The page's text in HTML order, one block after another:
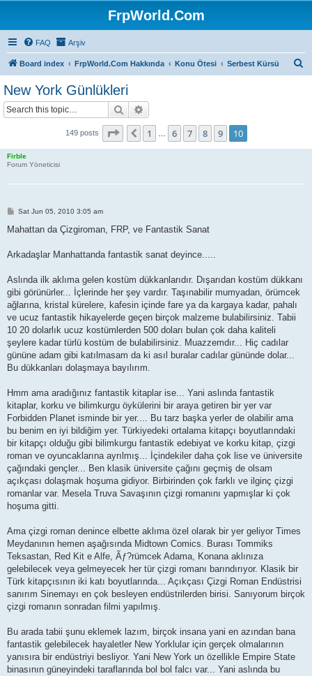
FrpWorld.Com
FAQ Arşiv
Board index FrpWorld.Com Hakkında Konu Ötesi Serbest Kürsü
New York Günlükleri
Search
149 posts Page 10 of 10
Previous
1 6 7 8 9 10
Firble
Forum Yöneticisi
P
s
Sat Jun 05, 2010 3:05 am
Mahattan da Çizgiroman, FRP, ve Fantastik Sanat
Arkadaşlar Manhattanda fantastik sanat deyince.....
Aslında ilk aklıma gelen kostüm dükkanlarıdır. Dışarıdan kostüm dükkanı
gibi görünürler... İçlerinde her şey vardır. Taşınabilir mumyadan, örümcek
ağlarına, kristal kürelere, kafesin içinde fare ya da kargaya kadar, pahalı
ve ucuz fantastik hikayelerde geçen birçok malzeme bulabilirsiniz. Tabii
10 20 dolarlık ucuz kostümlerden 500 doları bulan çok daha kaliteli
şeylere kadar türlü kostüm de bulabilirsiniz. Muazzemdır... Hiç cadılar
gününe adam gibi katılmasam da ki asıl buralar cadılar gününde dolar...
Bu dükkanları dolaşmaya bayılırım.
Hmm ama aradığınız fantastik kitaplar ise... Yani aslında fantastik
kitaplar, korku ve bilimkurgu öykülerini bir araya getiren bir yer var
Forbidden Planet isminde bir yer.... Bu tarz başka yerler de olabilir ama
bu benim en iyi bildiğim yer. Türkiyedeki ortalama kitapçı boyutlarındaki
bir kitapçı olduğu gibi bilimkurgu fantastik edebiyat ve korku kitap, çizgi
roman ve oyuncaklarına ayrılmış... İçindekiler daha çok lise ve üniversite
çağındaki gençler... Ben klasik üniversite çağını geçmiş de olsam
açıkçası dolaşmak hoşuma gidiyor. Birbirinden çok farklı ve ilginç çizgi
romanlar var. Mesela Truva Savaşının çizgi romanını yapmışlar ki çok
hoşuma gitti.
Ama çizgi roman denince elbette aklıma özel olarak bir yer geliyor Times
Meydanının hemen aşağısında Midtown Comics. Burası Tommiks
Teksastan, Red Kit e Alfe, Ãƒ?rümcek Adama, Konana aklınıza
gelebilecek veya gelmeyecek her tür çizgi romanı barındırıyor. Klasik bir
Türk kitapçısının iki katı boyutlarında... Açıkçası Çizgi Roman Endüstrisi
sanırım Sinemayı en çok besleyen endüstrilerden birisi. Sanıyorum birçok
çizgi romanın sonradan filmi yapılmış.
Bu arada tabii şunu eklemek lazım, birçok insana yani en azından bana
fantastik gelebilecek hayaletler New Yorklular için gerçek olmalarının
yanısıra bir endüstriyi besliyor. Yani New York un özellikle Empire State
binasının güneyindeki taraflarında bol bol falcı var... Yani aslında bu